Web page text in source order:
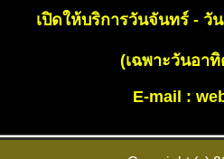
เปิดให้บริการวันจันทร์ - วั
(เฉพาะวันอา
E-mail :